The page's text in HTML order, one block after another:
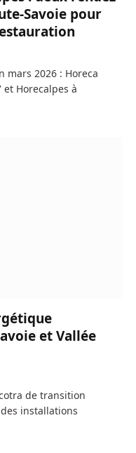
Savoie pour
mars 2026 : Horeca
Horecalpes à
et Vallée
de transition
installations